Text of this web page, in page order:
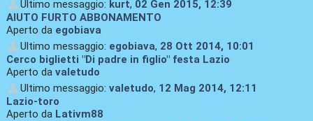
Ultimo messaggio: kurt, 02 Gen 2015, 12:39
AIUTO FURTO ABBONAMENTO
Aperto da egobiava
Ultimo messaggio: egobiava, 28 Ott 2014, 10:01
Cerco biglietti "Di padre in figlio" festa Lazio
Aperto da valetudo
Ultimo messaggio: valetudo, 12 Mag 2014, 12:11
Lazio-toro
Aperto da Lativm88